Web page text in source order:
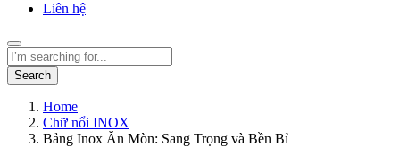
Liên hệ
Search
Home
Chữ nổi INOX
Bảng Inox Ăn Mòn: Sang Trọng và Bền Bỉ